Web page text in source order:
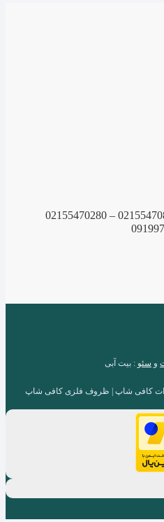
و سئو : بیت آبی
کافی شاپ | ظروف فلزی کافی شاپ